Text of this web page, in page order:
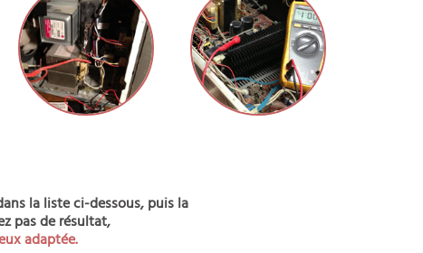
la liste ci-dessous, puis la
pas de résultat,
adaptée.